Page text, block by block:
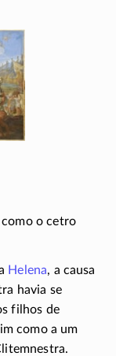
o cetro
Helena, a causa
havia se
filhos de
como a um